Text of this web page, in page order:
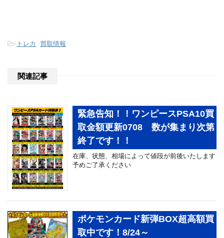
- トレカ 買取情報
関連記事
緊急告知！！ワンピースPSA10買
取金額更新0708 数が集まり次第
終了です！！
在庫、状態、相場によって値段が前後いたします
予めご了承ください
ポケモンカード新弾BOX超高額買
取中です！8/24～